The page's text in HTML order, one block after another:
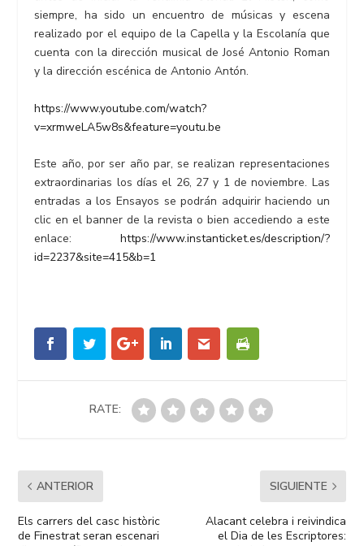
siempre, ha sido un encuentro de músicas y escena
realizado por el equipo de la Capella y la Escolanía que
cuenta con la dirección musical de José Antonio Roman
y la dirección escénica de Antonio Antón.
https://www.youtube.com/watch?
v=xrmweLA5w8s&feature=youtu.be
Este año, por ser año par, se realizan representaciones
extraordinarias los días el 26, 27 y 1 de noviembre. Las
entradas a los Ensayos se podrán adquirir haciendo un
clic en el banner de la revista o bien accediendo a este
enlace: https://www.instanticket.es/description/?
id=2237&site=415&b=1
RATE:
ANTERIOR
Els carrers del casc històric
de Finestrat seran escenari
SIGUIENTE
Alacant celebra i reivindica
el Dia de les Escriptores: